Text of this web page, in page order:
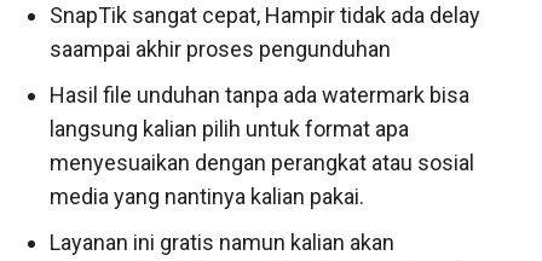
SnapTik sangat cepat, Hampir tidak ada delay
saampai akhir proses pengunduhan
Hasil file unduhan tanpa ada watermark bisa
langsung kalian pilih untuk format apa
menyesuaikan dengan perangkat atau sosial
media yang nantinya kalian pakai.
Layanan ini gratis namun kalian akan